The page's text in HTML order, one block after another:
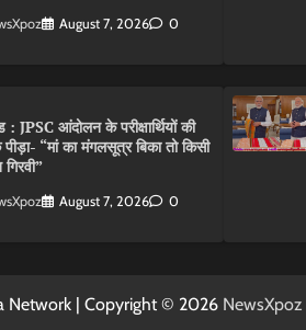
August 7, 2026 0
JPSC आंदोलन के परीक्षार्थियों की
पीड़ा- “मां का मंगलसूत्र बिका तो किसी
August 7, 2026 0
Network | Copyright © 2026 NewsXpoz